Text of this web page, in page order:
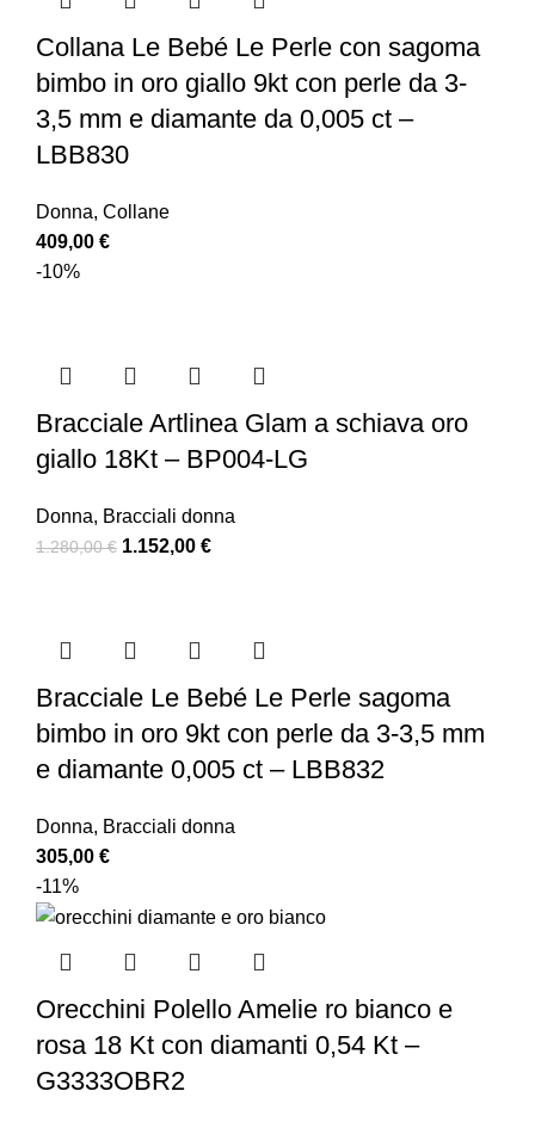
Collana Le Bebé Le Perle con sagoma
bimbo in oro giallo 9kt con perle da 3-
3,5 mm e diamante da 0,005 ct –
LBB830
Donna, Collane
409,00 €
-10%
Bracciale Artlinea Glam a schiava oro
giallo 18Kt – BP004-LG
Donna, Bracciali donna
1.280,00€ 1.152,00 €
Bracciale Le Bebé Le Perle sagoma
bimbo in oro 9kt con perle da 3-3,5 mm
e diamante 0,005 ct – LBB832
Donna, Bracciali donna
305,00 €
-11%
Orecchini Polello Amelie ro bianco e
rosa 18 Kt con diamanti 0,54 Kt –
G3333OBR2